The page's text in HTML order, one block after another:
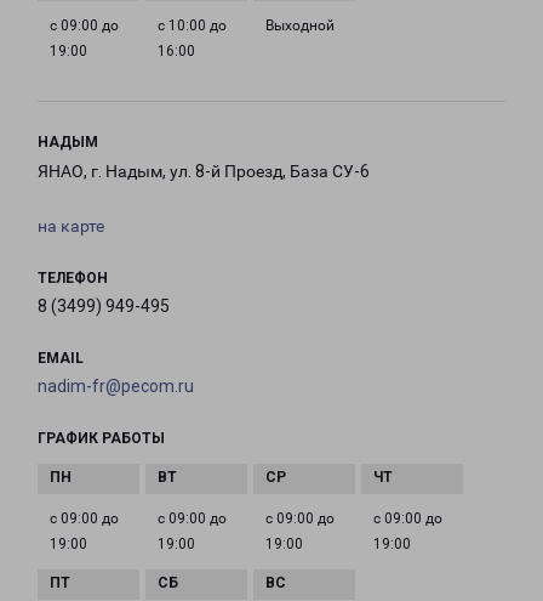
с 09:00 до
19:00
с 10:00 до
16:00
Выходной
НАДЫМ
ЯНАО, г. Надым, ул. 8-й Проезд, База СУ-6
на карте
ТЕЛЕФОН
8 (3499) 949-495
EMAIL
nadim-fr@pecom.ru
ГРАФИК РАБОТЫ
с 09:00 до
19:00
с 09:00 до
19:00
с 09:00 до
19:00
с 09:00 до
19:00